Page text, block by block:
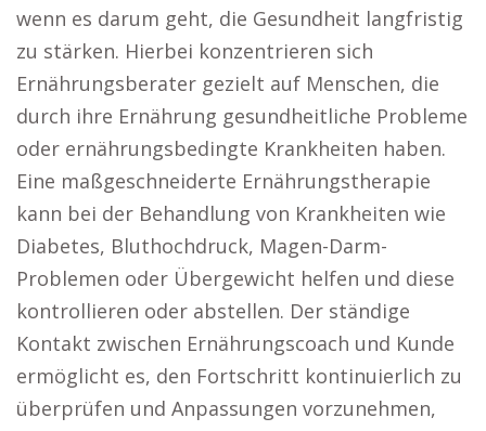
wenn es darum geht, die Gesundheit langfristig
zu stärken. Hierbei konzentrieren sich
Ernährungsberater gezielt auf Menschen, die
durch ihre Ernährung gesundheitliche Probleme
oder ernährungsbedingte Krankheiten haben.
Eine maßgeschneiderte Ernährungstherapie
kann bei der Behandlung von Krankheiten wie
Diabetes, Bluthochdruck, Magen-Darm-
Problemen oder Übergewicht helfen und diese
kontrollieren oder abstellen. Der ständige
Kontakt zwischen Ernährungscoach und Kunde
ermöglicht es, den Fortschritt kontinuierlich zu
überprüfen und Anpassungen vorzunehmen,